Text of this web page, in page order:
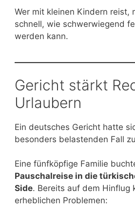
Wer mit kleinen Kindern reist,
schnell, wie schwerwiegend
werden kann.
Gericht stärkt
Urlaubern
Ein deutsches Gericht hatte
besonders belastenden Fall
Eine fünfköpfige Familie
Pauschalreise in die
Side. Bereits auf dem Hinflug
erheblichen Problemen: